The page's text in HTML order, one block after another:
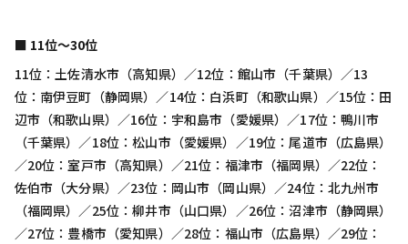
■ 11位〜30位
11位：土佐清水市（高知県）／12位：館山市（千葉県）／13
位：南伊豆町（静岡県）／14位：白浜町（和歌山県）／15位：田
辺市（和歌山県）／16位：宇和島市（愛媛県）／17位：鴨川市
（千葉県）／18位：松山市（愛媛県）／19位：尾道市（広島県）
／20位：室戸市（高知県）／21位：福津市（福岡県）／22位：
佐伯市（大分県）／23位：岡山市（岡山県）／24位：北九州市
（福岡県）／25位：柳井市（山口県）／26位：沼津市（静岡県）
／27位：豊橋市（愛知県）／28位：福山市（広島県）／29位：